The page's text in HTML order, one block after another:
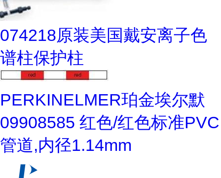
074218原装美国戴安离子色
谱柱保护柱
PERKINELMER珀金埃尔默
09908585 红色/红色标准PVC
管道,内径1.14mm